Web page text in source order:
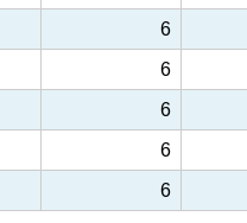
6
6
6
6
6